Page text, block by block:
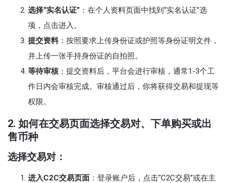
选择“实名认证” ：在个人资料页面中找到“实名认证”选
项，点击进入。
提交资料：按照要求上传身份证或护照等身份证明文件，
并上传一张手持身份证的自拍照。
等待审核：提交资料后，平台会进行审核，通常1-3个工
作日内会审核完成。审核通过后，你将获得交易和提现等
权限。
2. 如何在交易页面选择交易对、下单购买或出
售币种
选择交易对：
进入C2C交易页面 ：登录账户后，点击“C2C交易”或在主